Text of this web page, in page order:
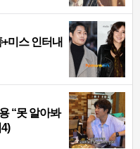
+미스 인터내
“못 알아봐